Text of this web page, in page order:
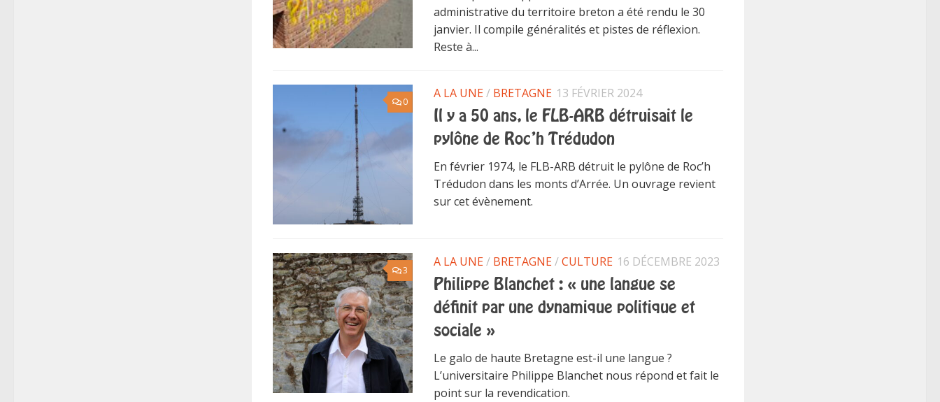
administrative du territoire breton a été rendu le 30
janvier. Il compile généralités et pistes de réflexion.
Reste à...
0
A LA UNE/ BRETAGNE 13 FÉVRIER 2024
Il y a 50 ans, le FLB-ARB détruisait le
pylône de Roc’h Trédudon
En février 1974, le FLB-ARB détruit le pylône de Roc’h
Trédudon dans les monts d’Arrée. Un ouvrage revient
sur cet évènement.
3
A LA UNE/ BRETAGNE/CULTURE 16 DÉCEMBRE 2023
Philippe Blanchet : « une langue se
définit par une dynamique politique et
sociale »
Le galo de haute Bretagne est-il une langue ?
L’universitaire Philippe Blanchet nous répond et fait le
point sur la revendication.